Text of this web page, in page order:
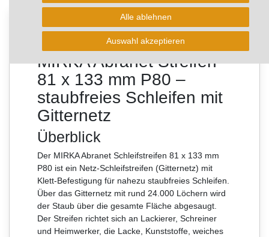
MIRKA Abranet Streifen
81 x 133 mm P80 –
staubfreies Schleifen mit
Gitternetz
Überblick
Der MIRKA Abranet Schleifstreifen 81 x 133 mm
P80 ist ein Netz-Schleifstreifen (Gitternetz) mit
Klett-Befestigung für nahezu staubfreies Schleifen.
Über das Gitternetz mit rund 24.000 Löchern wird
der Staub über die gesamte Fläche abgesaugt.
Der Streifen richtet sich an Lackierer, Schreiner
und Heimwerker, die Lacke, Kunststoffe, weiches
Alle ablehnen
Auswahl akzeptieren